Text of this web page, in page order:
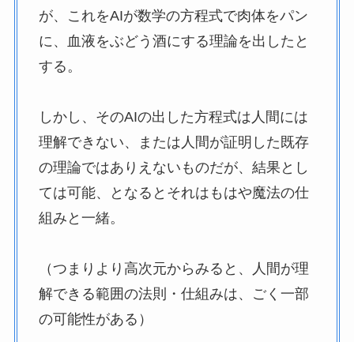
が、これをAIが数学の方程式で肉体をパン
に、血液をぶどう酒にする理論を出したと
する。
しかし、そのAIの出した方程式は人間には
理解できない、または人間が証明した既存
の理論ではありえないものだが、結果とし
ては可能、となるとそれはもはや魔法の仕
組みと一緒。
（つまりより高次元からみると、人間が理
解できる範囲の法則・仕組みは、ごく一部
の可能性がある）